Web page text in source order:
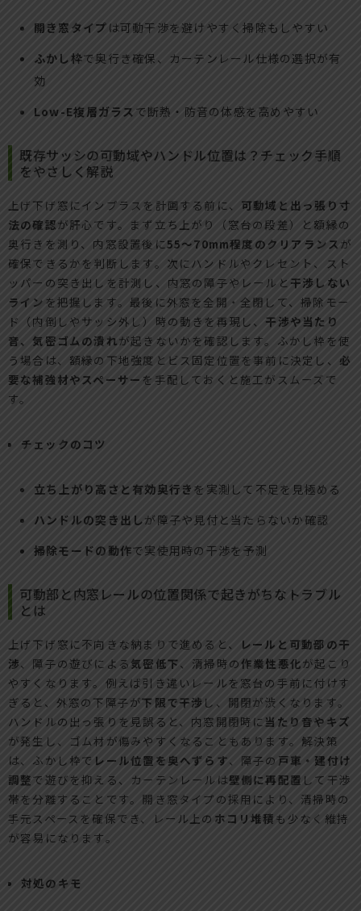
開き窓タイプ は可動干渉を避けやすく掃除もしやすい
ふかし枠で奥行き確保、カーテンレール仕様の選択が有
効
Low-E複層ガラス で断熱・防音の体感を高めやすい
既存サッシの可動域やハンドル位置は？チェック手順
をやさしく解説
上げ下げ窓にインプラスを計画する前に、 可動域と出っ張り寸
法の確認が肝心です。まず立ち上がり（窓台の段差）と額縁の
奥行きを測り、内窓設置後に55〜70mm程度のクリアランス が
確保できるかを判断します。次にハンドルやクレセント、スト
ッパーの突き出しを計測し、内窓の障子やレールと 干渉しない
ライン を把握します。最後に外窓を全開・全閉して、掃除モー
ド（内倒しやサッシ外し）時の動きを再現し、 干渉や当たり
音、気密ゴムの潰れが起きないかを確認します。ふかし枠を使
う場合は、額縁の下地強度とビス固定位置を事前に決定し、 必
要な補強材やスペーサー を手配しておくと施工がスムーズで
す。
チェックのコツ
立ち上がり高さと有効奥行き を実測して不足を見極める
ハンドルの突き出しが障子や見付と当たらないか確認
掃除モードの動作で実使用時の干渉を予測
可動部と内窓レールの位置関係で起きがちなトラブル
とは
上げ下げ窓に不向きな納まりで進めると、
レールと可動部の干
渉、障子の遊びによる 気密低下、清掃時の作業性悪化が起こり
やすくなります。例えば引き違いレールを窓台の手前に付けす
ぎると、外窓の下障子が下限で干渉 し、開閉が渋くなります。
ハンドルの出っ張りを見誤ると、内窓開閉時に 当たり音やキズ
が発生し、ゴム材が傷みやすくなることもあります。解決策
は、ふかし枠で レール位置を奥へずらす、障子の 戸車・建付け
調整で遊びを抑える、カーテンレールは壁側に再配置 して干渉
帯を分離することです。開き窓タイプの採用により、清掃時の
手元スペースを確保でき、レール上の ホコリ堆積 も少なく維持
が容易になります。
対処のキモ